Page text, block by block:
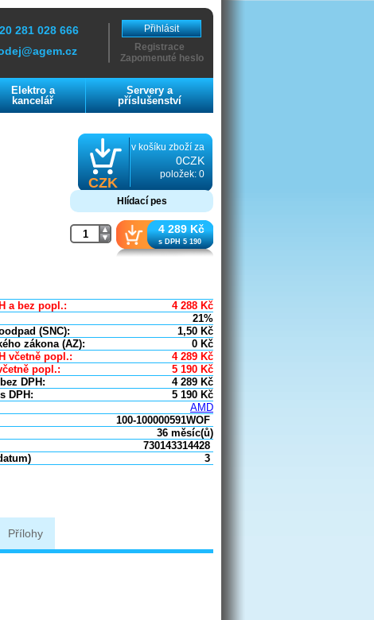
281 028 666
Přihlásit
Registrace
Zapomenuté heslo
Elektro a
kancelář
Servery a
příslušenství
CZK
v košíku zboží za
0CZK
položek: 0
Hlídací pes
4 289 Kč
s DPH 5 190
a bez popl.: 4 288 Kč
21%
(SNC):
1,50 Kč
zákona (AZ):
0 Kč
včetně popl.:
4 289 Kč
popl.:
5 190 Kč
DPH:
4 289 Kč
DPH:
5 190 Kč
AMD
100-100000591WOF
36 měsíc(ů)
730143314428
3
Přílohy